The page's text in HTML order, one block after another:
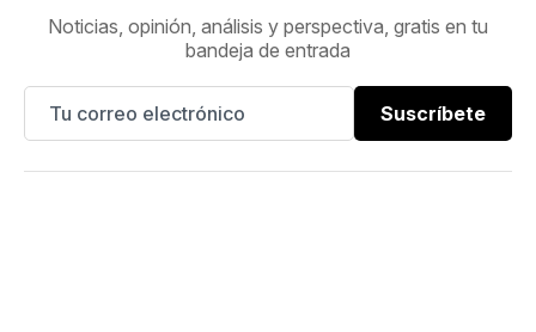
Noticias, opinión, análisis y perspectiva, gratis en tu
bandeja de entrada
Suscríbete